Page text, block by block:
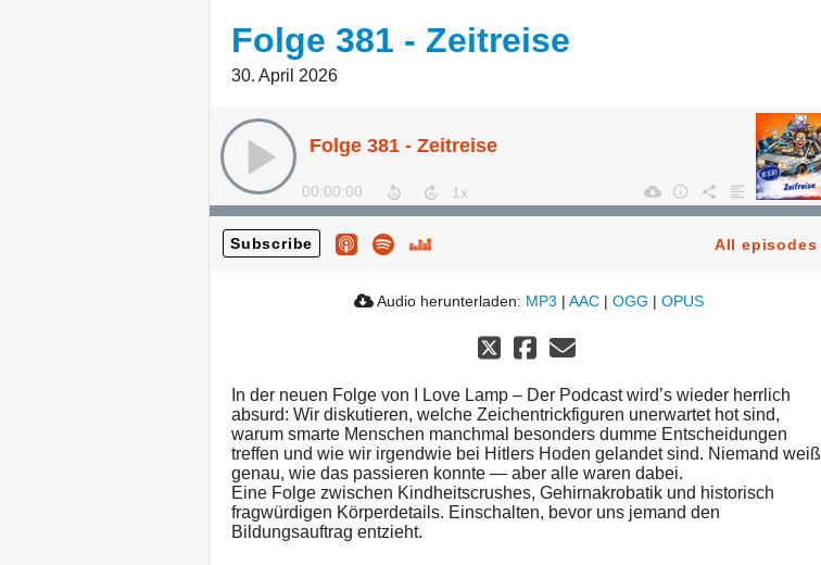
Folge 381 - Zeitreise
30. April 2026
Folge 381 - Zeitreise
00:00:00
Subscribe All episodes
Audio herunterladen: MP3 | AAC | OGG | OPUS
In der neuen Folge von I Love Lamp – Der Podcast wird’s wieder herrlich
absurd: Wir diskutieren, welche Zeichentrickfiguren unerwartet hot sind,
warum smarte Menschen manchmal besonders dumme Entscheidungen
treffen und wie wir irgendwie bei Hitlers Hoden gelandet sind. Niemand weiß
genau, wie das passieren konnte — aber alle waren dabei.
Eine Folge zwischen Kindheitscrushes, Gehirnakrobatik und historisch
fragwürdigen Körperdetails. Einschalten, bevor uns jemand den
Bildungsauftrag entzieht.